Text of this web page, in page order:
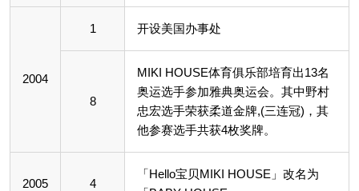
2004
1 开设美国办事处
8
MIKI HOUSE体育俱乐部培育出13名
奥运选手参加雅典奥运会。其中野村
忠宏选手荣获柔道金牌,(三连冠)，其
他参赛选手共获4枚奖牌。
2005 4
「Hello宝贝MIKI HOUSE」改名为